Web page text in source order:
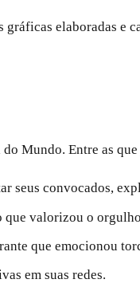
elaboradas e
Mundo. Entre as
convocados,
valorizou o
que emocionou
em suas redes.